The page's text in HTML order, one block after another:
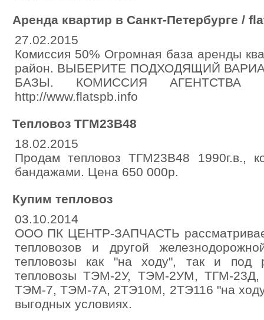
Аренда квартир в Санкт-Петербурге /
27.02.2015
Комиссия 50% Огромная база аренды
район. ВЫБЕРИТЕ ПОДХОДЯЩИЙ
БАЗЫ. КОМИССИЯ АГЕНТСТВА
http://www.flatspb.info
Тепловоз ТГМ23В48
18.02.2015
Продам тепловоз ТГМ23В48 1990г.в.,
бандажами. Цена 650 000р.
Купим тепловоз
03.10.2014
ООО ПК ЦЕНТР-ЗАПЧАСТЬ
тепловозов и другой
тепловозы как "на ходу", так и под
тепловозы ТЭМ-2У, ТЭМ-2УМ, ТГМ-
ТЭМ-7, ТЭМ-7А, 2ТЭ10М, 2ТЭ116 "на
выгодных условиях.